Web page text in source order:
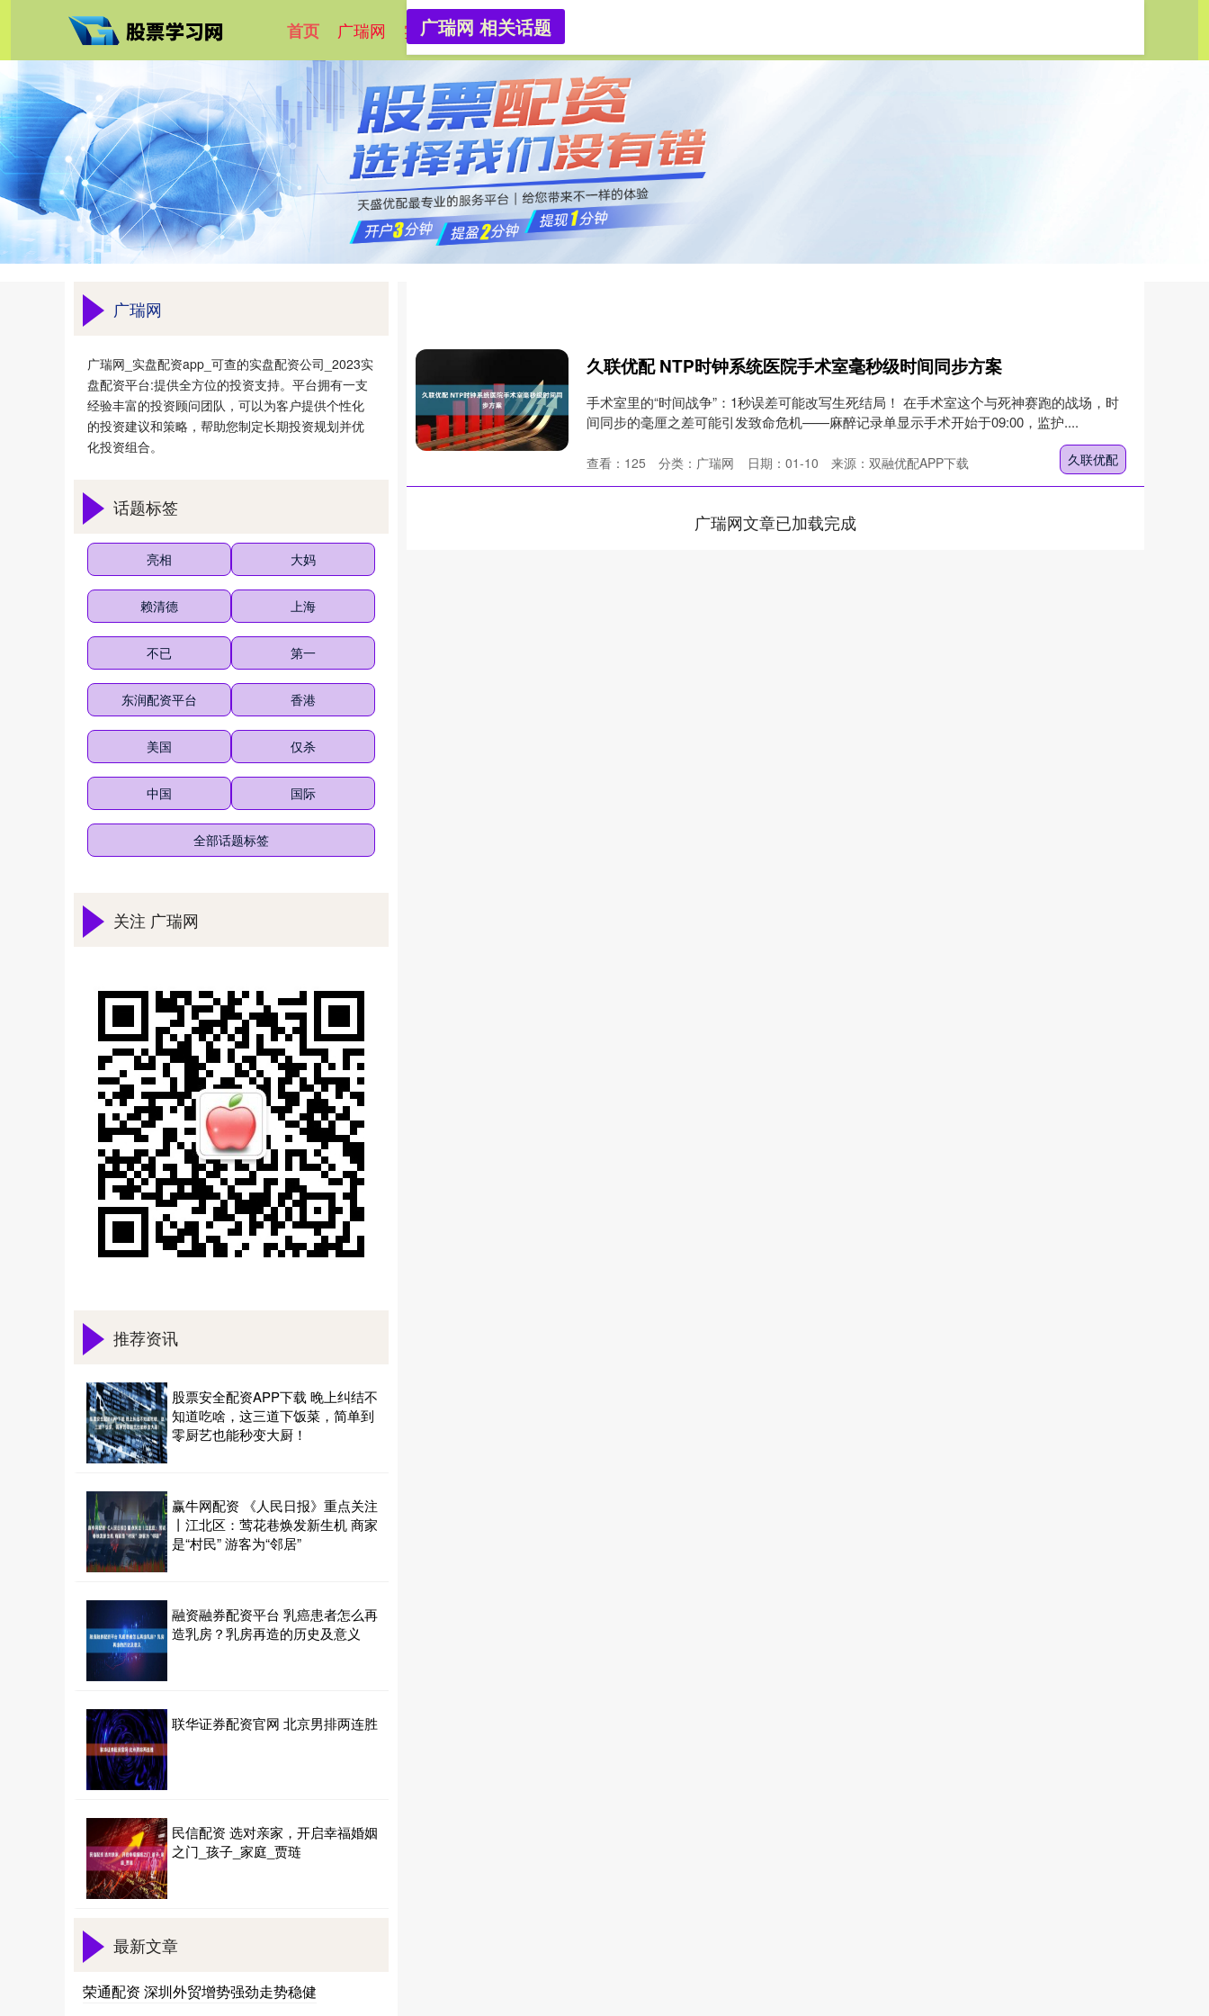
首页 广瑞网 实盘配资app 可查的实盘配资公司
广瑞网 相关话题
久联优配 NTP时钟系统医院手术室毫秒级时间同步方案
手术室里的“时间战争”：1秒误差可能改写生死结局！ 在手术室这个与死神赛跑的战场，时
间同步的毫厘之差可能引发致命危机——麻醉记录单显示手术开始于09:00，监护....
久联优配
日期：01-10 来源：双融优配APP下载
查看： 125 分类： 广瑞网
广瑞网文章已加载完成
广瑞网
广瑞网_实盘配资app_可查的实盘配资公司_2023实
盘配资平台:提供全方位的投资支持。平台拥有一支
经验丰富的投资顾问团队，可以为客户提供个性化
的投资建议和策略，帮助您制定长期投资规划并优
化投资组合。
话题标签
亮相 大妈
赖清德 上海
不已 第一
东润配资平台 香港
美国 仅杀
中国 国际
全部话题标签
关注 广瑞网
推荐资讯
股票安全配资APP下载 晚上纠结不
知道吃啥，这三道下饭菜，简单到
零厨艺也能秒变大厨！
赢牛网配资 《人民日报》重点关注
丨江北区：莺花巷焕发新生机 商家
是“村民” 游客为“邻居”
融资融券配资平台 乳癌患者怎么再
造乳房？乳房再造的历史及意义
联华证券配资官网 北京男排两连胜
民信配资 选对亲家，开启幸福婚姻
之门_孩子_家庭_贾琏
最新文章
荣通配资 深圳外贸增势强劲走势稳健